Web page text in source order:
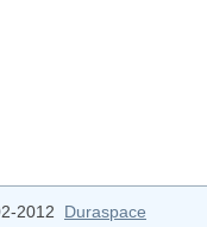
2012 Duraspace